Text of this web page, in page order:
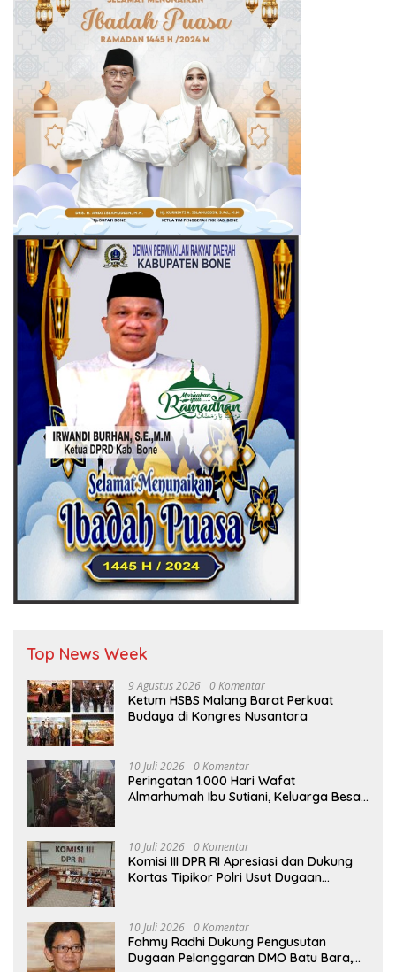
Top News Week
9 Agustus 2026 0 Komentar
Ketum HSBS Malang Barat Perkuat
Budaya di Kongres Nusantara
10 Juli 2026 0 Komentar
Peringatan 1.000 Hari Wafat
Almarhumah Ibu Sutiani, Keluarga Besar
10 Juli 2026 0 Komentar
Komisi III DPR RI Apresiasi dan Dukung
Kortas Tipikor Polri Usut Dugaan
10 Juli 2026 0 Komentar
Fahmy Radhi Dukung Pengusutan
Dugaan Pelanggaran DMO Batu Bara,